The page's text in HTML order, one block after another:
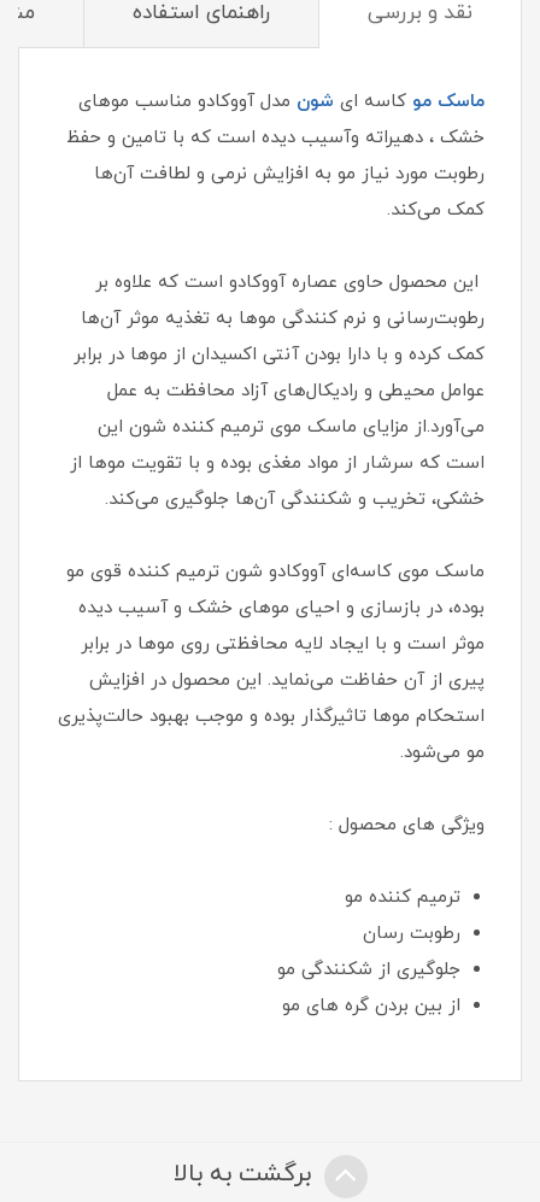
نقد و بررسی راهنمای استفاده
ماسک مو کاسه ای شون مدل آووکادو مناسب موهای
خشک ، دهیراته وآسیب دیده است که با تامین و حفظ
رطوبت مورد نیاز مو به افزایش نرمی و لطافت آن‌ها
کمک می‌کند.
این محصول حاوی عصاره آووکادو است که علاوه بر
رطوبت‌رسانی و نرم کنندگی موها به تغذیه موثر آن‌ها
کمک کرده و با دارا بودن آنتی اکسیدان از موها در برابر
عوامل محیطی و رادیکال‌های آزاد محافظت به عمل
می‌آورد.از مزایای ماسک موی ترمیم کننده شون این
است که سرشار از مواد مغذی بوده و با تقویت موها از
خشکی، تخریب و شکنندگی آن‌ها جلوگیری می‌کند.
ماسک موی کاسه‌ای آووکادو شون ترمیم کننده قوی مو
بوده، در بازسازی و احیای موهای خشک و آسیب دیده
موثر است و با ایجاد لایه محافظتی روی موها در برابر
پیری از آن حفاظت می‌نماید. این محصول در افزایش
استحکام موها تاثیرگذار بوده و موجب بهبود حالت‌پذیری
مو می‌شود.
ویژگی های محصول :
ترمیم کننده مو
رطوبت رسان
جلوگیری از شکنندگی مو
از بین بردن گره های مو
برگشت به بالا